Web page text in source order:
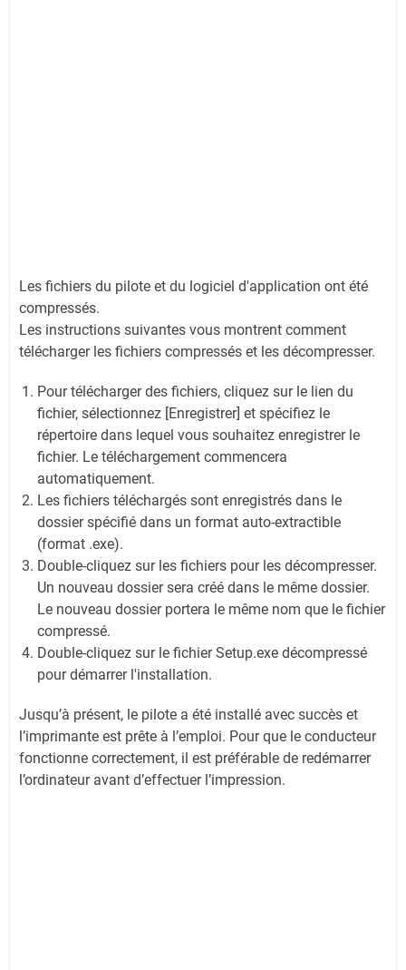
Les fichiers du pilote et du logiciel d'application ont été
compressés.
Les instructions suivantes vous montrent comment
télécharger les fichiers compressés et les décompresser.
Pour télécharger des fichiers, cliquez sur le lien du
fichier, sélectionnez [Enregistrer] et spécifiez le
répertoire dans lequel vous souhaitez enregistrer le
fichier. Le téléchargement commencera
automatiquement.
Les fichiers téléchargés sont enregistrés dans le
dossier spécifié dans un format auto-extractible
(format .exe).
Double-cliquez sur les fichiers pour les décompresser.
Un nouveau dossier sera créé dans le même dossier.
Le nouveau dossier portera le même nom que le fichier
compressé.
Double-cliquez sur le fichier Setup.exe décompressé
pour démarrer l'installation.
Jusqu’à présent, le pilote a été installé avec succès et
l’imprimante est prête à l’emploi. Pour que le conducteur
fonctionne correctement, il est préférable de redémarrer
l’ordinateur avant d’effectuer l’impression.